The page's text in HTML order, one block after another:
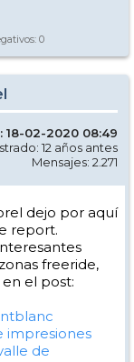
0
18-02-2020 08:49
12 años antes
Mensajes: 2.271
dejo por aquí
report.
freeride,
el post:
impresiones
de